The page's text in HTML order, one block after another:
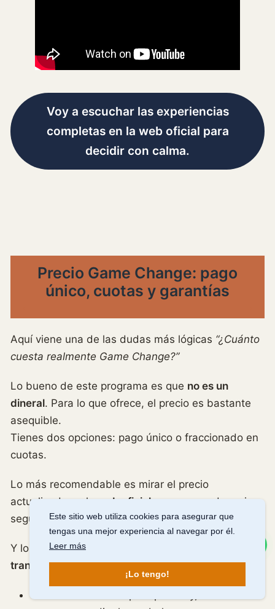
Voy a escuchar las experiencias
completas en la web oficial para
decidir con calma.
Precio Game Change: pago
único, cuotas y garantías
Aquí viene una de las dudas más lógicas “¿Cuánto
cuesta realmente Game Change?”
Lo bueno de este programa es que no es un
dineral. Para lo que ofrece, el precio es bastante
asequible.
Tienes dos opciones: pago único o fraccionado en
cuotas.
Lo más recomendable es mirar el precio
actualizado en laweb oficial, porque puede variar
según la edición.
Y lo importante no es solo cuánto pagas, sino la
tranquilidad que te llevas:
Garantía de 15 días
Este sitio web utiliza cookies para asegurar que
tengas una mejor experiencia al navegar por él.
Leer más
¡Lo tengo!